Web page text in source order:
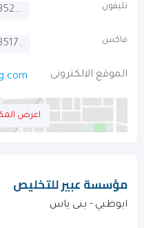
تليفون 043520082
فاكس 043517864
الموقع الالكترونى
اعرض
مؤسسة عبير للتخليص
ابوظبي - بنى ياس